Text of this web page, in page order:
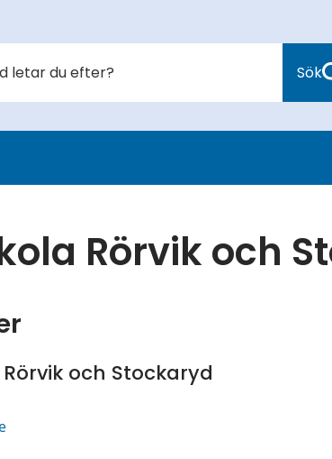
Sök
Rörvik och
och Stockaryd